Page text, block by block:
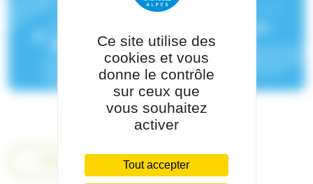
RéanimationCe site utilise des
cookies et vous
donne le contrôle
sur ceux que
vous souhaitez
activer
Tout accepter